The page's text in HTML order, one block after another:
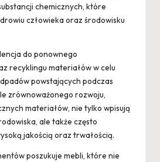
chemicznych, które
człowieka oraz środowisku
do ponownego
recyklingu materiałów w celu
powstających podczas
zrównoważonego rozwoju,
materiałów, nie tylko wpisują
ale także często
jakością oraz trwałością.
poszukuje mebli, które nie